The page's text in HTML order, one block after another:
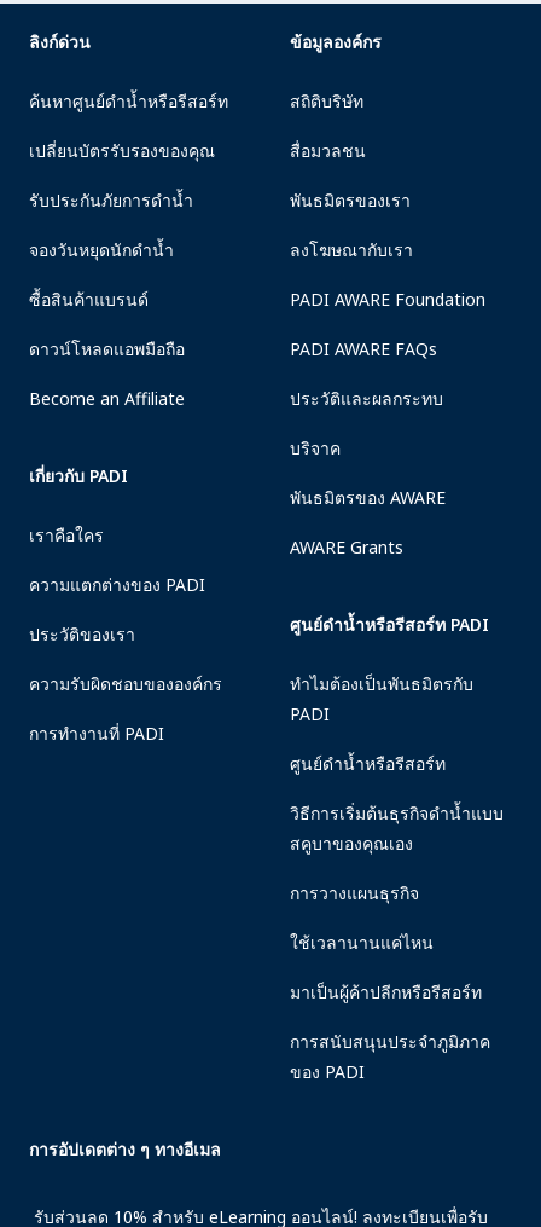
ลิงก์ด่วน
ค้นหาศูนย์ดำน้ำหรือรีสอร์ท
เปลี่ยนบัตรรับรองของคุณ
รับประกันภัยการดำน้ำ
จองวันหยุดนักดำน้ำ
ซื้อสินค้าแบรนด์
ดาวน์โหลดแอพมือถือ
Become an Affiliate
เกี่ยวกับ PADI
เราคือใคร
ความแตกต่างของ PADI
ประวัติของเรา
ความรับผิดชอบขององค์กร
การทำงานที่ PADI
ข้อมูลองค์กร
สถิติบริษัท
สื่อมวลชน
พันธมิตรของเรา
ลงโฆษณากับเรา
PADI AWARE Foundation
PADI AWARE FAQs
ประวัติและผลกระทบ
บริจาค
พันธมิตรของ AWARE
AWARE Grants
ศูนย์ดำน้ำหรือรีสอร์ท PADI
ทำไมต้องเป็นพันธมิตรกับ
PADI
ศูนย์ดำน้ำหรือรีสอร์ท
วิธีการเริ่มต้นธุรกิจดำน้ำแบบ
สคูบาของคุณเอง
การวางแผนธุรกิจ
ใช้เวลานานแค่ไหน
มาเป็นผู้ค้าปลีกหรือรีสอร์ท
การสนับสนุนประจำภูมิภาค
ของ PADI
การอัปเดตต่าง ๆ ทางอีเมล
รับส่วนลด 10% สำหรับ eLearning ออนไลน์! ลงทะเบียนเพื่อรับ